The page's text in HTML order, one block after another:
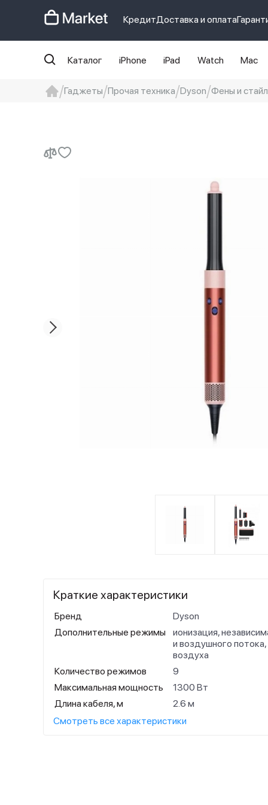
КредитДоставка и оплата
Каталог iPhone iPad Watch Mac
Гаджеты Прочая техника Dyson Фены и
Краткие характеристики
Бренд
Dyson
Дополнительные режимы
ионизация,
и воздушного
воздуха
Количество режимов
9
Максимальная мощность
1300 Вт
Длина кабеля, м
2.6 м
Смотреть все характеристики